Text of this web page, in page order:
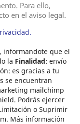
Para ello,
en el aviso legal.
informandote que el
la Finalidad: envío
es gracias a tu
se encuentran
mailchimp
Podrás ejercer
o Suprimir
. Más información